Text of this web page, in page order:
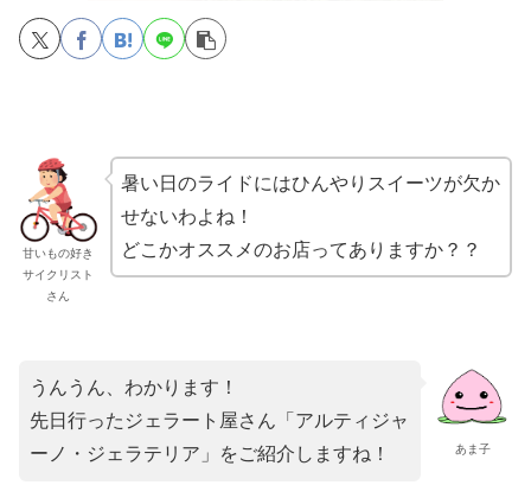
甘いもの好き
サイクリスト
さん
暑い日のライドにはひんやりスイーツが欠か
せないわよね！
どこかオススメのお店ってありますか？？
あま子
うんうん、わかります！
先日行ったジェラート屋さん「アルティジャ
ーノ・ジェラテリア」をご紹介しますね！